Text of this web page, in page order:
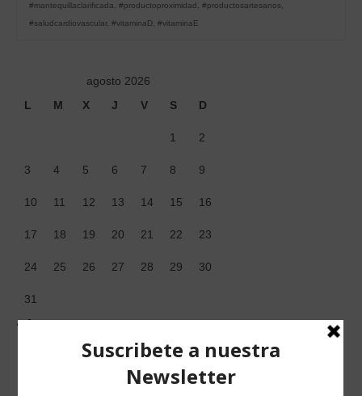
#mantequillaclarificada
#productoproximidad #productosartesanos
#saludcardiovascular, #vitaminaD #vitaminaE
agosto 2026
L
M X J V S D
1 2
3 4 5 6 7 8 9
10 11 12 13 14 15 16
17 18 19 20 21 22 23
24 25 26 27 28 29 30
31
« Jun
Musica para relajarte